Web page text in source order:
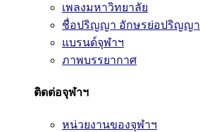
เพลงมหาวิทยาลัย
ชื่อปริญญา อักษรย่อปริญญา
แบรนด์จุฬาฯ
ภาพบรรยากาศ
ติดต่อจุฬาฯ
หน่วยงานของจุฬาฯ